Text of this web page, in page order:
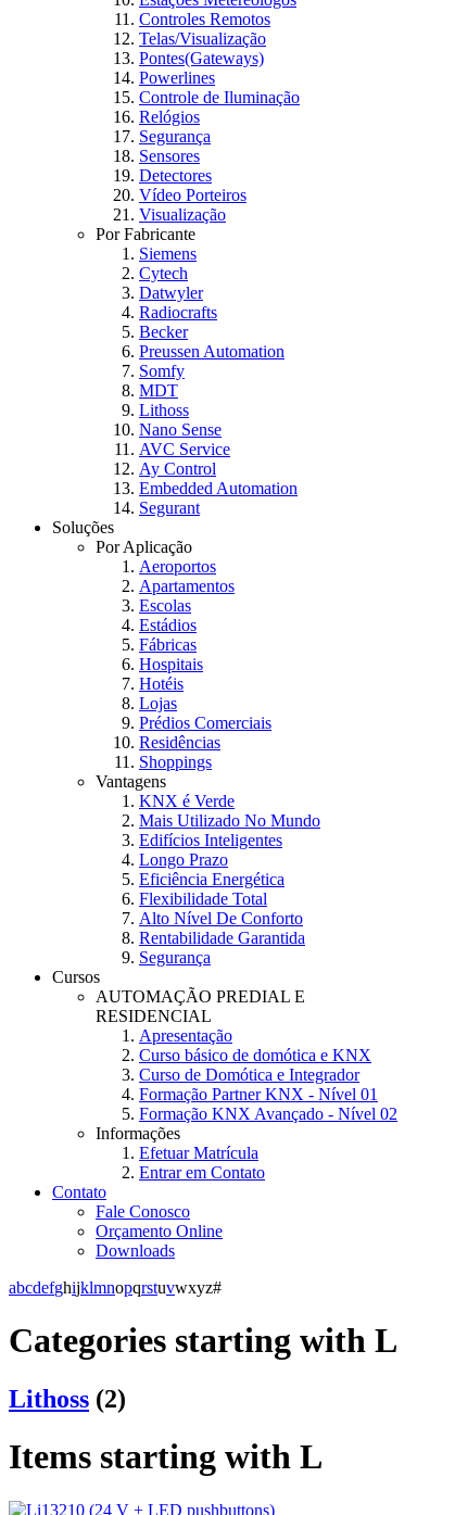
Controles Remotos
Telas/Visualização
Pontes(Gateways)
Powerlines
Controle de Iluminação
Relógios
Segurança
Sensores
Detectores
Vídeo Porteiros
Visualização
Por Fabricante
Siemens
Cytech
Datwyler
Radiocrafts
Becker
Preussen Automation
Somfy
MDT
Lithoss
Nano Sense
AVC Service
Ay Control
Embedded Automation
Segurant
Soluções
Por Aplicação
Aeroportos
Apartamentos
Escolas
Estádios
Fábricas
Hospitais
Hotéis
Lojas
Prédios Comerciais
Residências
Shoppings
Vantagens
KNX é Verde
Mais Utilizado No Mundo
Edifícios Inteligentes
Longo Prazo
Eficiência Energética
Flexibilidade Total
Alto Nível De Conforto
Rentabilidade Garantida
Segurança
Cursos
AUTOMAÇÃO PREDIAL E
RESIDENCIAL
Apresentação
Curso básico de domótica e KNX
Curso de Domótica e Integrador
Formação Partner KNX - Nível 01
Formação KNX Avançado - Nível 02
Informações
Efetuar Matrícula
Entrar em Contato
Contato
Fale Conosco
Orçamento Online
Downloads
abcdefghijklmnopqrstuvwxyz#
Categories starting with L
Lithoss (2)
Items starting with L